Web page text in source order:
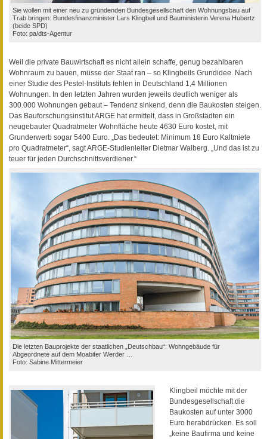
Sie wollen mit einer neu zu gründenden Bundesgesellschaft den Wohnungsbau auf
Trab bringen: Bundesfinanzminister Lars Klingbeil und Bauministerin Verena Hubertz
(beide SPD)
Foto: pa/dts-Agentur
Weil die private Bauwirtschaft es nicht allein schaffe, genug bezahlbaren
Wohnraum zu bauen, müsse der Staat ran – so Klingbeils Grundidee. Nach
einer Studie des Pestel-Instituts fehlen in Deutschland 1,4 Millionen
Wohnungen. In den letzten Jahren wurden jeweils deutlich weniger als
300.000 Wohnungen gebaut – Tendenz sinkend, denn die Baukosten steigen.
Das Bauforschungsinstitut ARGE hat ermittelt, dass in Großstädten ein
neugebauter Quadratmeter Wohnfläche heute 4630 Euro kostet, mit
Grunderwerb sogar 5400 Euro. „Das bedeutet: Minimum 18 Euro Kaltmiete
pro Quadratmeter“, sagt ARGE-Studienleiter Dietmar Walberg. „Und das ist zu
teuer für jeden Durchschnittsverdiener.“
Die letzten Bauprojekte der staatlichen „Deutschbau“: Wohngebäude für
Abgeordnete auf dem Moabiter Werder …
Foto: Sabine Mittermeier
Klingbeil möchte mit der
Bundesgesellschaft die
Baukosten auf unter 3000
Euro herabdrücken. Es soll
„keine Baufirma und keine